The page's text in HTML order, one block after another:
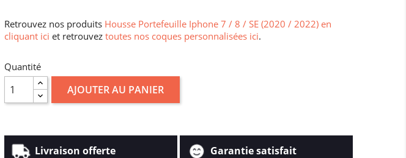
Retrouvez nos produits Housse Portefeuille Iphone 7 / 8 / SE (2020 / 2022) en
cliquant ici et retrouvez toutes nos coques personnalisées ici.
Quantité
AJOUTER AU PANIER
Livraison offerte Garantie satisfait